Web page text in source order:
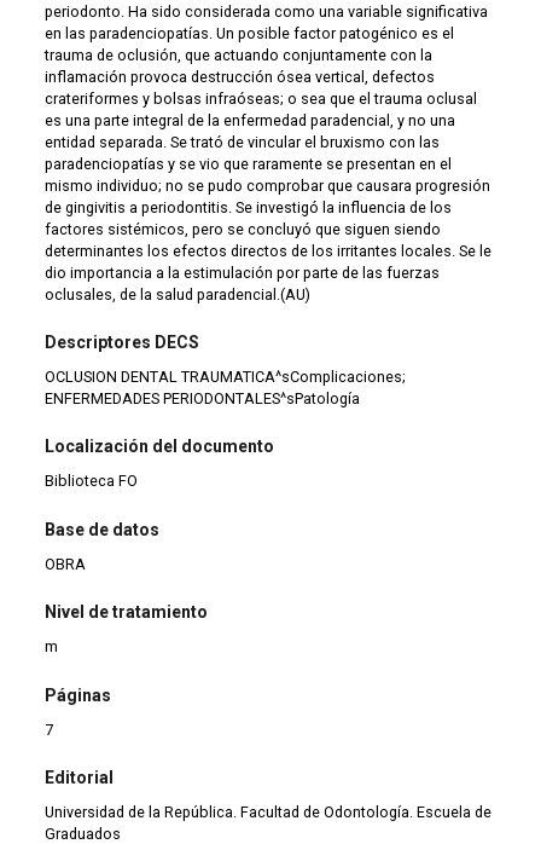
periodonto. Ha sido considerada como una variable significativa
en las paradenciopatías. Un posible factor patogénico es el
trauma de oclusión, que actuando conjuntamente con la
inflamación provoca destrucción ósea vertical, defectos
crateriformes y bolsas infraóseas; o sea que el trauma oclusal
es una parte integral de la enfermedad paradencial, y no una
entidad separada. Se trató de vincular el bruxismo con las
paradenciopatías y se vio que raramente se presentan en el
mismo individuo; no se pudo comprobar que causara progresión
de gingivitis a periodontitis. Se investigó la influencia de los
factores sistémicos, pero se concluyó que siguen siendo
determinantes los efectos directos de los irritantes locales. Se le
dio importancia a la estimulación por parte de las fuerzas
oclusales, de la salud paradencial.(AU)
Descriptores DECS
OCLUSION DENTAL TRAUMATICA^sComplicaciones;
ENFERMEDADES PERIODONTALES^sPatología
Localización del documento
Biblioteca FO
Base de datos
OBRA
Nivel de tratamiento
m
Páginas
7
Editorial
Universidad de la República. Facultad de Odontología. Escuela de
Graduados